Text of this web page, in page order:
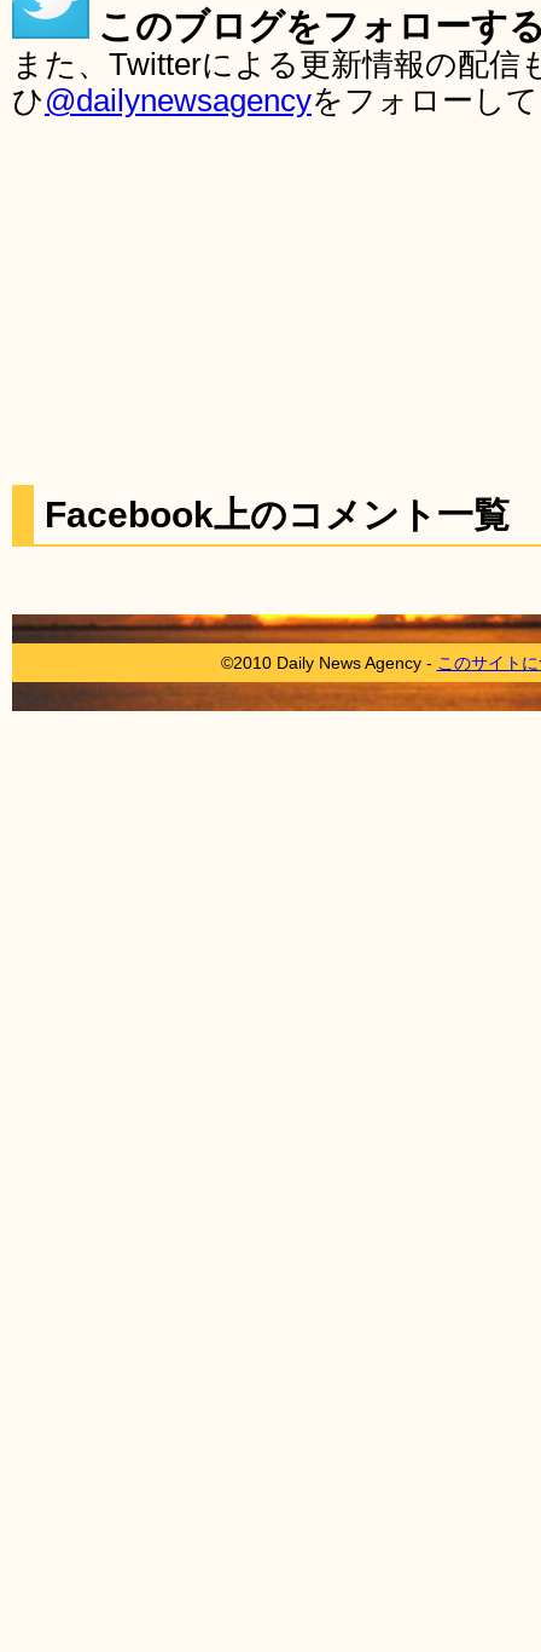
このブログをフォローす
また、Twitterによる更新情報の配
ひ@dailynewsagencyをフォローし
Facebook上のコメント一覧
©2010 Daily News Agency - このサイト